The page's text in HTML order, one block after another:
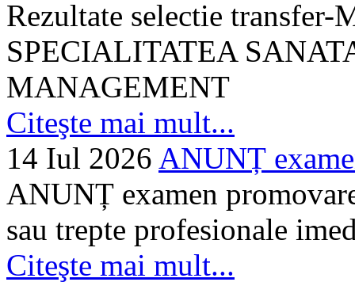
Rezultate selectie
SPECIALITATEA
MANAGEMENT
Citeşte mai mult...
14 Iul 2026 ANUNȚ
ANUNȚ examen
sau trepte profesionale
Citeşte mai mult...